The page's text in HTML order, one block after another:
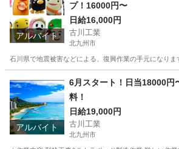
アルバイト
プ！16000円〜
日給16,000円
古川工業
北九州市
石川県で地震被害などによる、復興作業の手元になり
その他 手元
アルバイト
6月スタート！日当18000円
料！
日給19,000円
古川工業
北九州市